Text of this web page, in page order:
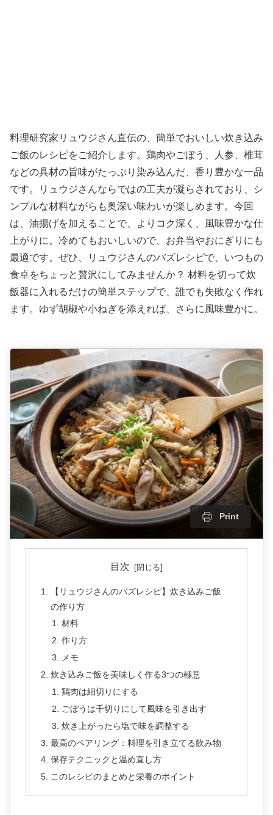
料理研究家リュウジさん直伝の、簡単でおいしい炊き込み
ご飯のレシピをご紹介します。鶏肉やごぼう、人参、椎茸
などの具材の旨味がたっぷり染み込んだ、香り豊かな一品
です。リュウジさんならではの工夫が凝らされており、シ
ンプルな材料ながらも奥深い味わいが楽しめます。今回
は、油揚げを加えることで、よりコク深く、風味豊かな仕
上がりに。冷めてもおいしいので、お弁当やおにぎりにも
最適です。ぜひ、リュウジさんのバズレシピで、いつもの
食卓をちょっと贅沢にしてみませんか？ 材料を切って炊
飯器に入れるだけの簡単ステップで、誰でも失敗なく作れ
ます。ゆず胡椒や小ねぎを添えれば、さらに風味豊かに。
Print
目次
【リュウジさんのバズレシピ】炊き込みご飯
の作り方
材料
作り方
メモ
炊き込みご飯を美味しく作る3つの極意
鶏肉は細切りにする
ごぼうは千切りにして風味を引き出す
炊き上がったら塩で味を調整する
最高のペアリング：料理を引き立てる飲み物
保存テクニックと温め直し方
このレシピのまとめと栄養のポイント